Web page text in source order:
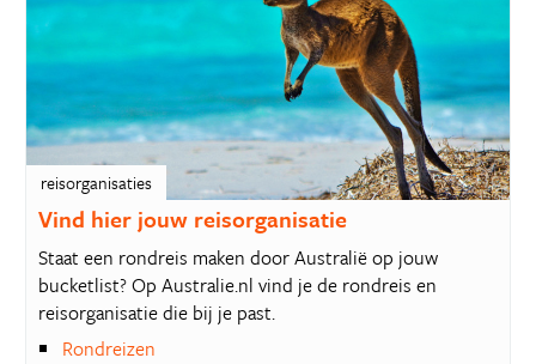
reisorganisaties
Vind hier jouw reisorganisatie
Staat een rondreis maken door Australië op jouw
bucketlist? Op Australie.nl vind je de rondreis en
reisorganisatie die bij je past.
Rondreizen